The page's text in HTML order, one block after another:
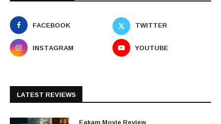
FACEBOOK
TWITTER
INSTAGRAM
YOUTUBE
LATEST REVIEWS